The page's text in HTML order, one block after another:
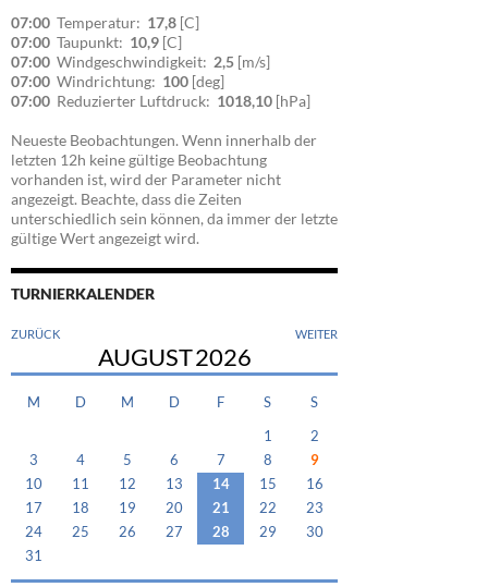
07:00 Temperatur: 17,8 [C]
07:00 Taupunkt: 10,9 [C]
07:00 Windgeschwindigkeit: 2,5 [m/s]
07:00 Windrichtung: 100 [deg]
07:00 Reduzierter Luftdruck: 1018,10 [hPa]
Neueste Beobachtungen. Wenn innerhalb der
letzten 12h keine gültige Beobachtung
vorhanden ist, wird der Parameter nicht
angezeigt. Beachte, dass die Zeiten
unterschiedlich sein können, da immer der letzte
gültige Wert angezeigt wird.
TURNIERKALENDER
ZURÜCK WEITER
AUGUST2026
M D M D F S S
1
2
3
4 5 6 7 8
9
10
11 12 13 14 15
16
17
18 19 20 21 22
23
24
25 26 27 28 29
30
31